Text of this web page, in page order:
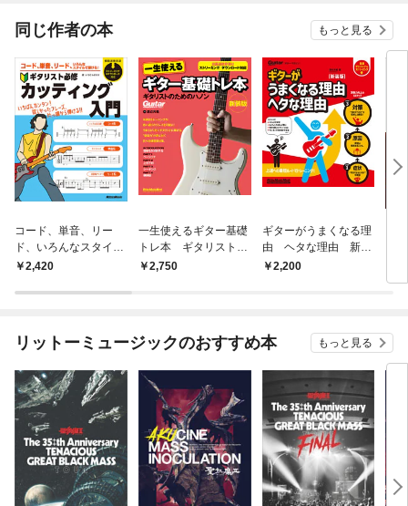
同じ作者の本 もっと見る
コード、単音、リー
ド、いろんなスタイル
で弾ける！ ギタリス
門
2,420
一生使えるギター基礎
トレ本 ギタリストの
ためのハノン 新装版
2,750
ギターがうまくなる理
由 ヘタな理由 新装
版2,200
リットーミュージックのおすすめ本 もっと見る